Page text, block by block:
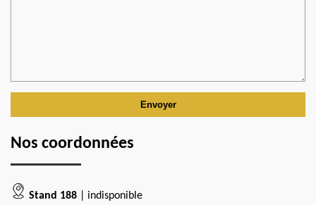
Nos coordonnées
Stand 188 | indisponible